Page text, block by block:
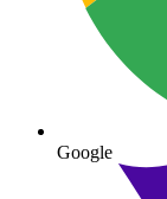
Google